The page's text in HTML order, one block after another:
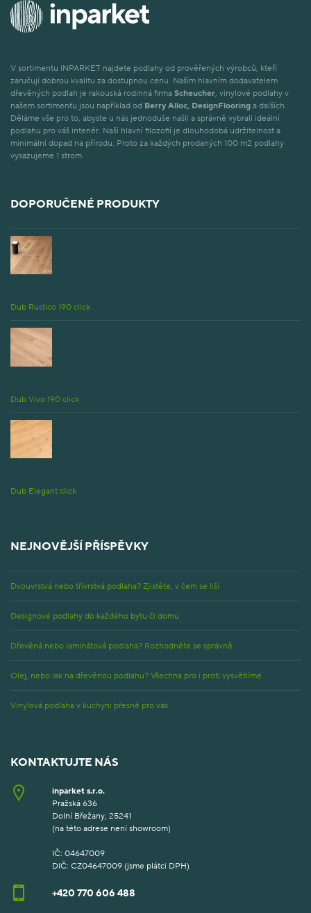
V sortimentu INPARKET najdete podlahy od prověřených výrobců, kteří
zaručují dobrou kvalitu za dostupnou cenu. Naším hlavním dodavatelem
dřevěných podlah je rakouská rodinná firma Scheucher, vinylové podlahy v
našem sortimentu jsou například od Berry Alloc, DesignFlooring a dalších.
Děláme vše pro to, abyste u nás jednoduše našli a správně vybrali ideální
podlahu pro váš interiér. Naší hlavní filozofií je dlouhodobá udržitelnost a
minimální dopad na přírodu. Proto za každých prodaných 100 m2 podlahy
vysazujeme 1 strom.
DOPORUČENÉ PRODUKTY
Dub Rustico 190 click
Dub Vivo 190 click
Dub Elegant click
NEJNOVĚJŠÍ PŘÍSPĚVKY
Dvouvrstvá nebo třívrstvá podlaha? Zjistěte, v čem se liší
Designové podlahy do každého bytu či domu
Dřevěná nebo laminátová podlaha? Rozhodněte se správně
Olej, nebo lak na dřevěnou podlahu? Všechna pro i proti vysvětlíme
Vinylová podlaha v kuchyni přesně pro vás
KONTAKTUJTE NÁS
inparket s.r.o.
Pražská 636
Dolní Břežany, 25241
(na této adrese není showroom)
IČ: 04647009
DIČ: CZ04647009 (jsme plátci DPH)
+420 770 606 488